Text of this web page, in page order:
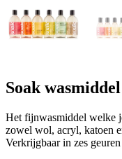
Soak wasmiddel
Het fijnwasmiddel welke
zowel wol, acryl, katoen
Verkrijgbaar in zes